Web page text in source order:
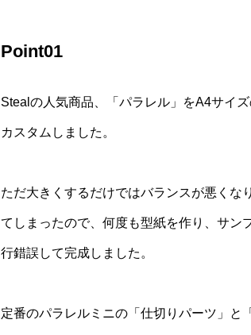
Point01
Stealの人気商品、「パラレル」をA4サイ
カスタムしました。
ただ大きくするだけではバランスが悪くな
てしまったので、何度も型紙を作り、サン
行錯誤して完成しました。
定番のパラレルミニの「仕切りパーツ」と